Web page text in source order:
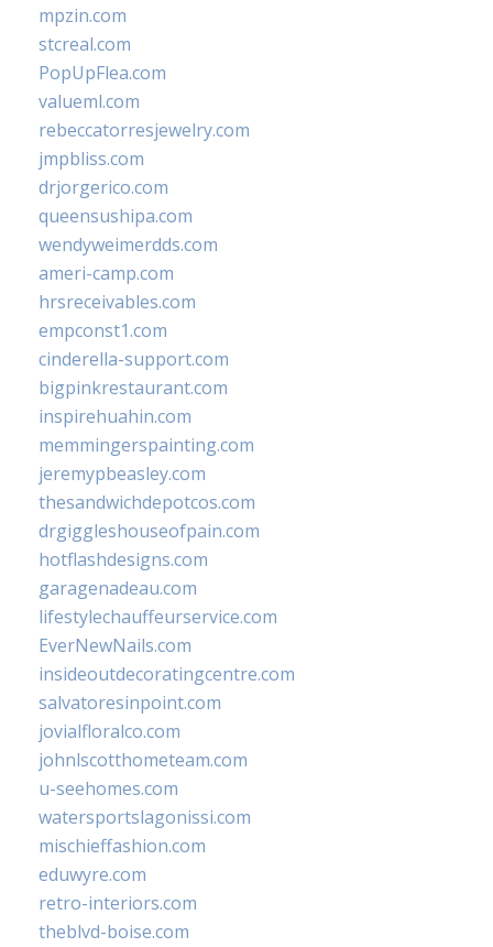
mpzin.com
stcreal.com
PopUpFlea.com
valueml.com
rebeccatorresjewelry.com
jmpbliss.com
drjorgerico.com
queensushipa.com
wendyweimerdds.com
ameri-camp.com
hrsreceivables.com
empconst1.com
cinderella-support.com
bigpinkrestaurant.com
inspirehuahin.com
memmingerspainting.com
jeremypbeasley.com
thesandwichdepotcos.com
drgiggleshouseofpain.com
hotflashdesigns.com
garagenadeau.com
lifestylechauffeurservice.com
EverNewNails.com
insideoutdecoratingcentre.com
salvatoresinpoint.com
jovialfloralco.com
johnlscotthometeam.com
u-seehomes.com
watersportslagonissi.com
mischieffashion.com
eduwyre.com
retro-interiors.com
theblvd-boise.com